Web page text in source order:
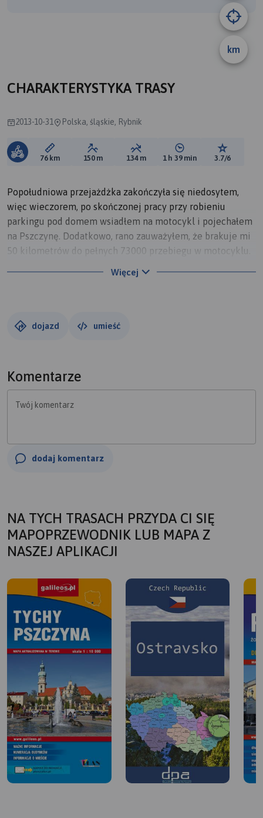
km
CHARAKTERYSTYKA TRASY
2013-10-31 Polska, śląskie, Rybnik
Długość trasy:
76 km Suma przewyższeń:
150 m Suma spadków:
134 m Średni czas potrzebny
1 h 39 min Ocena
3.7/6
Popołudniowa przejażdżka zakończyła się niedosytem,
więc wieczorem, po skończonej pracy przy robieniu
parkingu pod domem wsiadłem na motocykl i pojechałem
na Pszczynę. Dodatkowo, rano zauważyłem, że brakuje mi
50 kilometrów do pełnych 73000 przebiegu w motocyklu.
policja się czaiła na winklach w Rowniu. Na miejscu pusto
Pszczynę. W połowie drogi okazuje się,że droga jest
fotografując przebiegowy milestone.
Więcej
dojazd umieść
Komentarze
Twój komentarz
dodaj komentarz
NA TYCH TRASACH PRZYDA CI SIĘ
MAPOPRZEWODNIK LUB MAPA Z
NASZEJ APLIKACJI